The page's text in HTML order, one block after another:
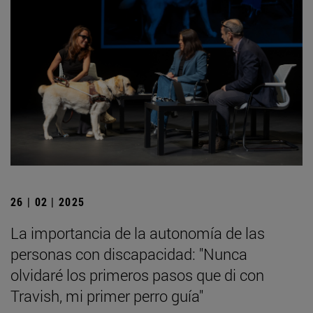
26 | 02 | 2025
La importancia de la autonomía de las
personas con discapacidad: "Nunca
olvidaré los primeros pasos que di con
Travish, mi primer perro guía"